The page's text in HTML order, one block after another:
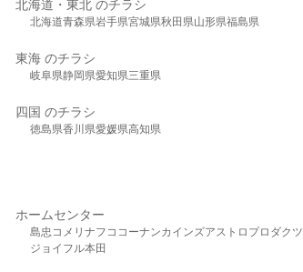
北海道・東北 のチラシ
北海道青森県岩手県宮城県秋田県山形県福島県
東海 のチラシ
岐阜県静岡県愛知県三重県
四国 のチラシ
徳島県香川県愛媛県高知県
ホームセンター
島忠 コメリ ナフコ コーナンカインズアストロプロダクツ
ジョイフル本田